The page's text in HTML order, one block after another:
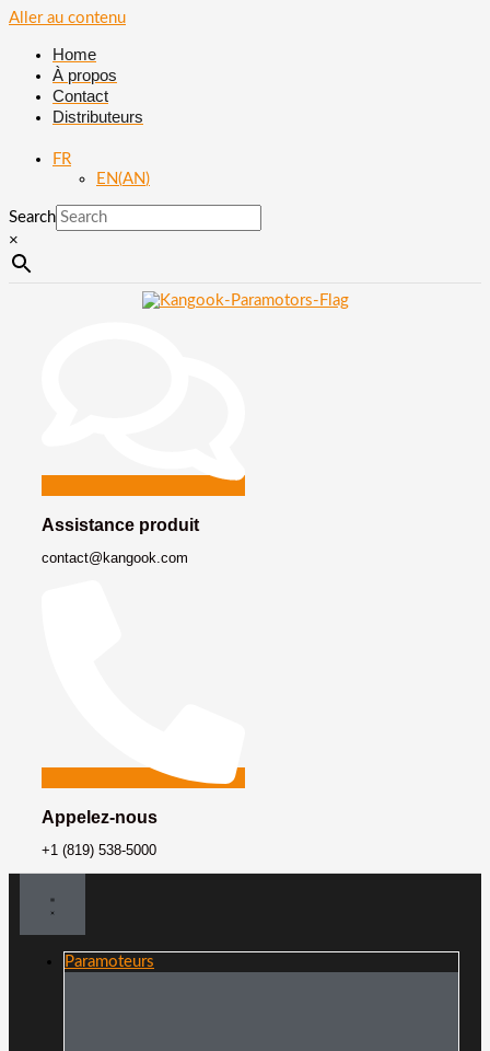
Aller au contenu
Home
À propos
Contact
Distributeurs
FR
EN(AN)
Search
×
Assistance produit
contact@kangook.com
Appelez-nous
+1 (819) 538-5000
Paramoteurs